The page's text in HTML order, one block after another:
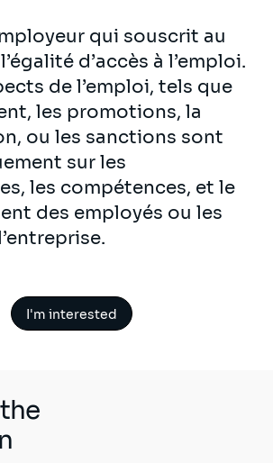
qui souscrit au
d’accès à l’emploi.
de l’emploi, tels que
les promotions, la
ou les sanctions sont
sur les
les compétences, et le
des employés ou les
I'm interested